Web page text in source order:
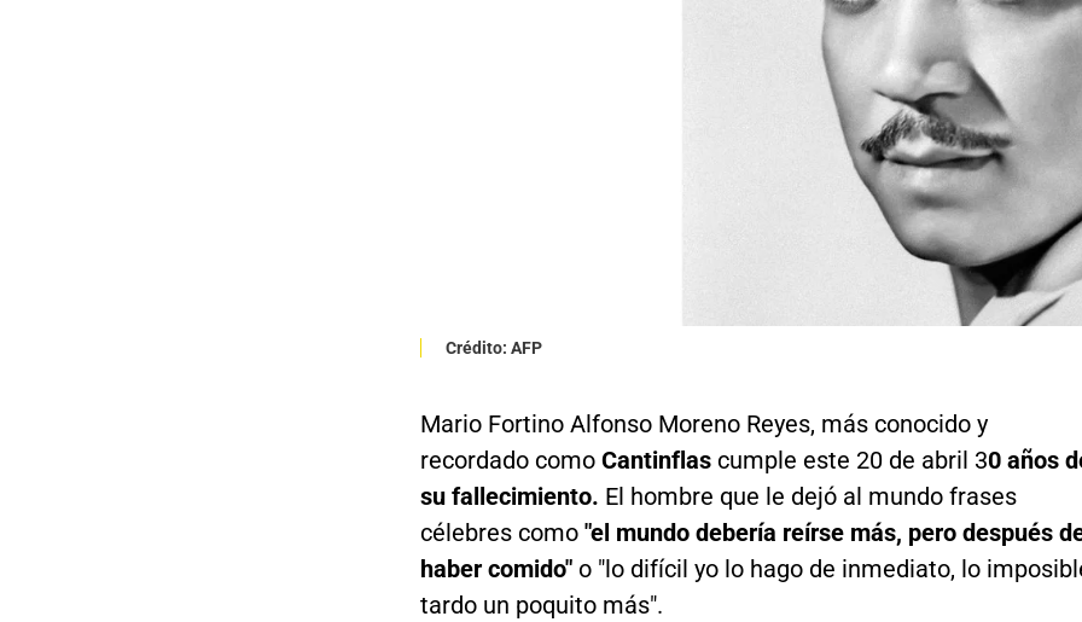
Crédito: AFP
Mario Fortino Alfonso Moreno Reyes, más conocido y
recordado como Cantinflas cumple este 20 de abril 30 años
su fallecimiento. El hombre que le dejó al mundo frases
célebres como "el mundo debería reírse más, pero después
haber comido"o "lo difícil yo lo hago de inmediato, lo
tardo un poquito más".